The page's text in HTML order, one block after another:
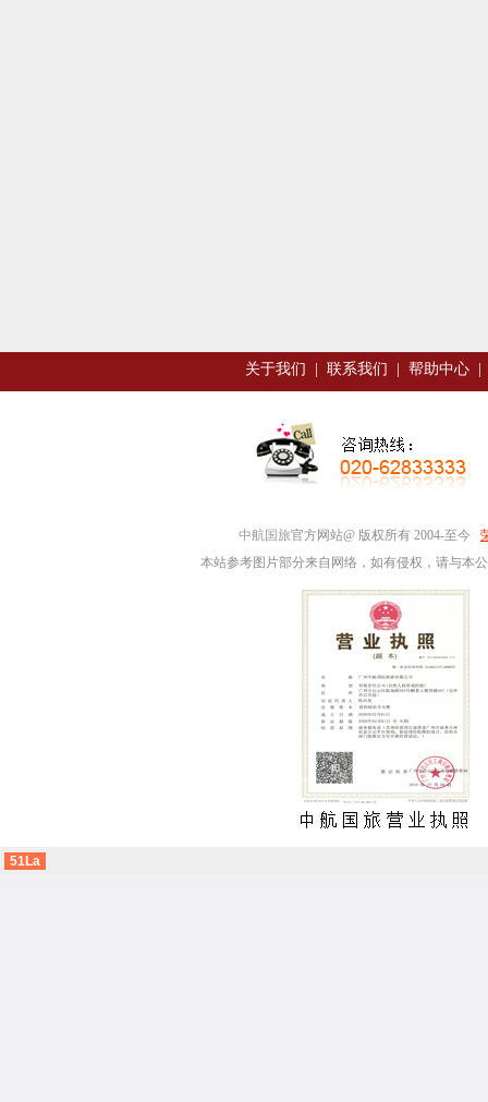
关于我们 联系我们 帮助中心
中航国旅官方网站@ 版权所有 2004-至今
本站参考图片部分来自网络，如有侵权，请与本
51La